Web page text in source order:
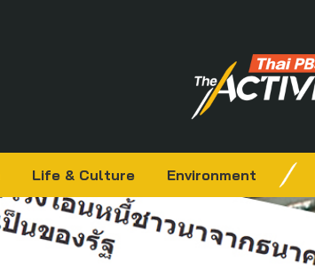
Life & Culture Environment